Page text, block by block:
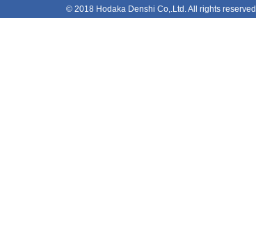
© 2018 Hodaka Denshi Co,.Ltd. All rights reserved.